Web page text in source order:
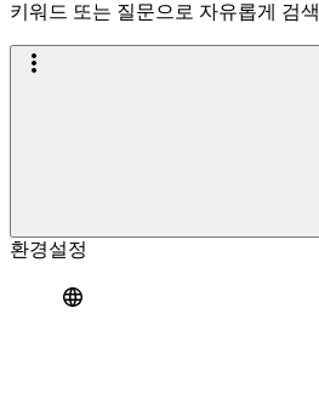
키워드 또는 질문으로 자유롭게 검색
환경설정